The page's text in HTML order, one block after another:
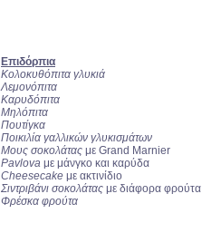
Επιδόρπια
Κολοκυθόπιτα γλυκιά
Λεμονόπιτα
Καρυδόπιτα
Μηλόπιτα
Πουτίγκα
Ποικιλία γαλλικών γλυκισμάτων
Μους σοκολάτας με Grand Marnier
Pavlova με μάνγκο και καρύδα
Cheesecake με ακτινίδιο
Σιντριβάνι σοκολάτας με διάφορα φρούτα
Φρέσκα φρούτα